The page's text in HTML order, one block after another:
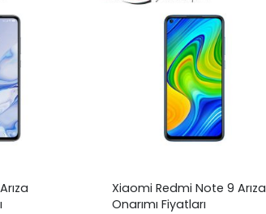
Xiaomi Redmi Note 9 Arıza
Onarımı Fiyatları